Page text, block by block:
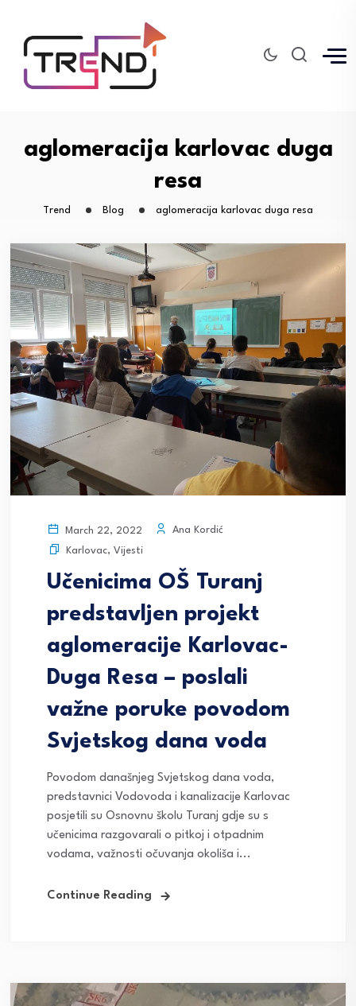
aglomeracija karlovac duga
resa
Trend Blog aglomeracija karlovac duga resa
March 22, 2022
Ana Kordić
Karlovac, Vijesti
Učenicima OŠ Turanj
predstavljen projekt
aglomeracije Karlovac-
Duga Resa – poslali
važne poruke povodom
Svjetskog dana voda
Povodom današnjeg Svjetskog dana voda,
predstavnici Vodovoda i kanalizacije Karlovac
posjetili su Osnovnu školu Turanj gdje su s
učenicima razgovarali o pitkoj i otpadnim
vodama, važnosti očuvanja okoliša i...
Continue Reading